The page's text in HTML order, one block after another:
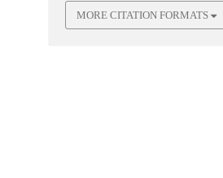
MORE CITATION FORMATS